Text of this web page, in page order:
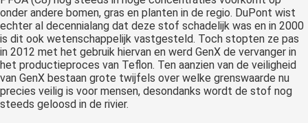
onder andere bomen, gras en planten in de regio. DuPont wist
echter al decennialang dat deze stof schadelijk was en in 2000
is dit ook wetenschappelijk vastgesteld. Toch stopten ze pas
in 2012 met het gebruik hiervan en werd GenX de vervanger in
het productieproces van Teflon. Ten aanzien van de veiligheid
van GenX bestaan grote twijfels over welke grenswaarde nu
precies veilig is voor mensen, desondanks wordt de stof nog
steeds geloosd in de rivier.